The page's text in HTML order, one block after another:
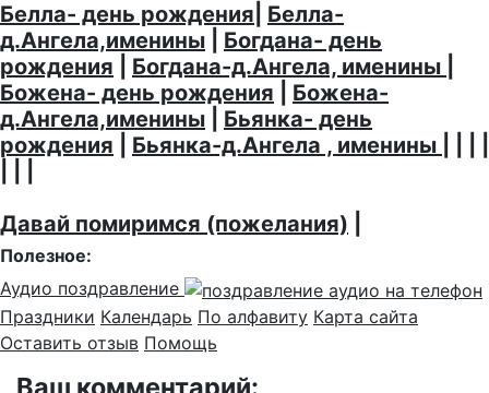
Белла- день рождения Белла-
д.Ангела,именины
Богдана- день
рождения
Богдана-д.Ангела, именины
Божена- день рождения
Божена-
д.Ангела,именины
Бьянка- день
рождения
Бьянка-д.Ангела , именины
Давай помиримся (пожелания)
Полезное:
Аудио поздравление
Праздники Календарь По алфавиту Карта сайта
Оставить отзыв Помощь